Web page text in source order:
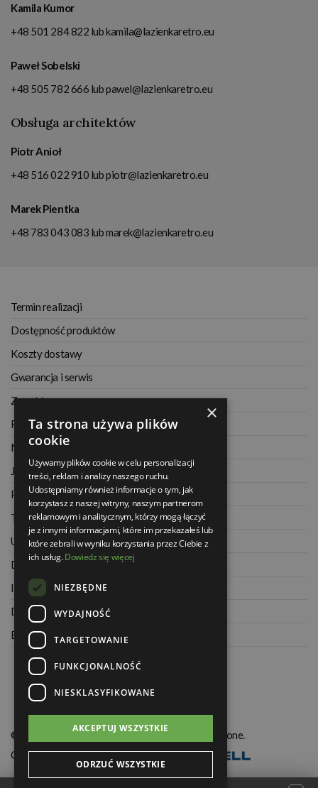
Kamila Kumor
+48 501 284 822 lubkamila@lazienkaretro.eu
Paweł Sobelski
+48 505 782 666 lubpawel@lazienkaretro.eu
Obsługa architektów
Piotr Anioł
+48 516 022 910 lubpiotr@lazienkaretro.eu
Marek Pientka
+48 783 043 083 lubmarek@lazienkaretro.eu
Termin realizacji
Dostępność produktów
Koszty dostawy
Gwarancja i serwis
Zwrot towaru
Regulamin
Najczęściej zadawane pytania
Jak kupować na raty
Polityka prywatności
Twoje zamówienia
Ustawienia konta
Dane kontaktowe
Informacje o firmie
Dla architektów
Blog
© Świat Łazienek XXI w. Wszelkie prawa zastrzeżone.
Oprogramowanie KQS.store:Realizacja
×
Ta strona używa plików
cookie
Używamy plików cookie w celu personalizacji
treści, reklam i analizy naszego ruchu.
Udostępniamy również informacje o tym, jak
korzystasz z naszej witryny, naszym partnerom
reklamowym i analitycznym, którzy mogą łączyć
je z innymi informacjami, które im przekazałeś lub
które zebrali w wyniku korzystania przez Ciebie z
ich usług.Dowiedz się więcej
NIEZBĘDNE
WYDAJNOŚĆ
TARGETOWANIE
FUNKCJONALNOŚĆ
NIESKLASYFIKOWANE
AKCEPTUJ WSZYSTKIE
ODRZUĆ WSZYSTKIE